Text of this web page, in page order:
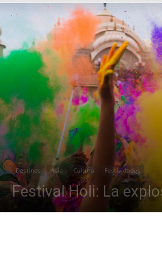
Destinos Asia Cultura Festividades
Festival Holi: La